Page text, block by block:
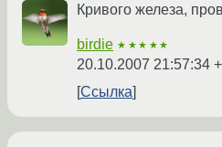
Кривого железа,
birdie ★★★★★
20.10.2007 21:57:34
Ссылка